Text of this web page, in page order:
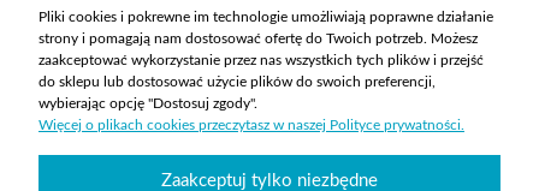
Koszty ustalane indywidualnie
ZAKUPY
POMOC
Pliki cookies i pokrewne im technologie umożliwiają poprawne działanie
strony i pomagają nam dostosować ofertę do Twoich potrzeb. Możesz
zaakceptować wykorzystanie przez nas wszystkich tych plików i przejść
do sklepu lub dostosować użycie plików do swoich preferencji,
wybierając opcję "Dostosuj zgody".
Więcej o plikach cookies przeczytasz w naszej Polityce prywatności.
Zaakceptuj tylko niezbędne